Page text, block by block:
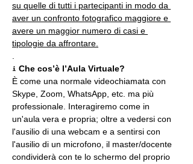
su quelle di tutti i partecipanti in modo da
aver un confronto fotografico maggiore e
avere un maggior numero di casi e
tipologie da affrontare.
ℹ Che cos’è l’Aula Virtuale?
È come una normale videochiamata con
Skype, Zoom, WhatsApp, etc. ma più
professionale. Interagiremo come in
un'aula vera e propria; oltre a vedersi con
l'ausilio di una webcam e a sentirsi con
l'ausilio di un microfono, il master/docente
condividerà con te lo schermo del proprio